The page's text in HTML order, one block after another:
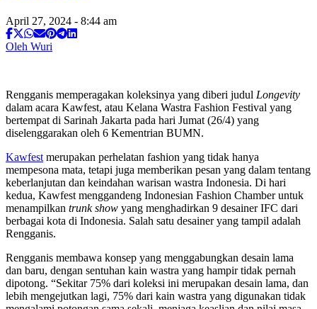
April 27, 2024 - 8:44 am
Oleh Wuri
Rengganis memperagakan koleksinya yang diberi judul Longevity
dalam acara Kawfest, atau Kelana Wastra Fashion Festival yang
bertempat di Sarinah Jakarta pada hari Jumat (26/4) yang
diselenggarakan oleh 6 Kementrian BUMN.
Kawfest merupakan perhelatan fashion yang tidak hanya
mempesona mata, tetapi juga memberikan pesan yang dalam tentang
keberlanjutan dan keindahan warisan wastra Indonesia. Di hari
kedua, Kawfest menggandeng Indonesian Fashion Chamber untuk
menampilkan trunk show yang menghadirkan 9 desainer IFC dari
berbagai kota di Indonesia. Salah satu desainer yang tampil adalah
Rengganis.
Rengganis membawa konsep yang menggabungkan desain lama
dan baru, dengan sentuhan kain wastra yang hampir tidak pernah
dipotong. “Sekitar 75% dari koleksi ini merupakan desain lama, dan
lebih mengejutkan lagi, 75% dari kain wastra yang digunakan tidak